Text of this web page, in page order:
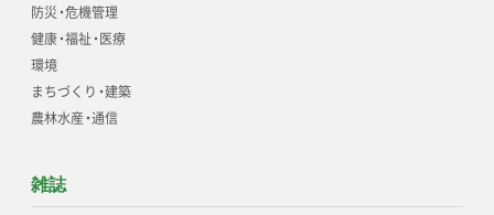
防災・危機管理
健康・福祉・医療
環境
まちづくり・建築
農林水産・通信
雑誌